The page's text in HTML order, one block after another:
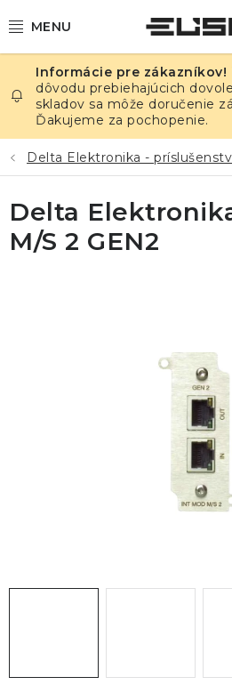
na
ELEKTRINA
TEPLOTA A VLHKOSŤ
TLAK A ÚNIKY
ZÁZNAMNÍKY
dôvodu prebiehajúcich
skladov sa môže doručenie
Ďakujeme za pochopenie.
Delta Elektronika -
Delta
M/S 2 GEN2